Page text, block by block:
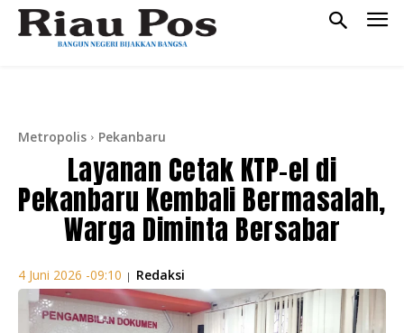
Metropolis Pekanbaru
Layanan Cetak KTP-el di
Pekanbaru Kembali Bermasalah,
Warga Diminta Bersabar
4 Juni 2026 -09:10 | Redaksi